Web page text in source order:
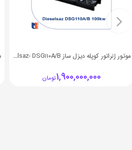
موتور ژنراتور کوپله دیزل ساز Dieselsaz- DSG110A/B
1,900,000,000تومان